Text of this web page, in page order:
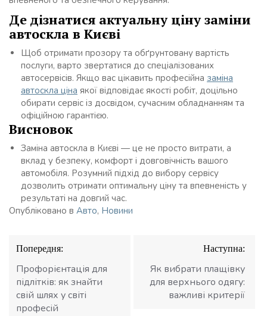
Де дізнатися актуальну ціну заміни
автоскла в Києві
Щоб отримати прозору та обґрунтовану вартість
послуги, варто звертатися до спеціалізованих
автосервісів. Якщо вас цікавить професійна заміна
автоскла ціна якої відповідає якості робіт, доцільно
обирати сервіс із досвідом, сучасним обладнанням та
офіційною гарантією.
Висновок
Заміна автоскла в Києві — це не просто витрати, а
вклад у безпеку, комфорт і довговічність вашого
автомобіля. Розумний підхід до вибору сервісу
дозволить отримати оптимальну ціну та впевненість у
результаті на довгий час.
Опубліковано в Авто, Новини
Навігація
записів
Попередня:
Профорієнтація для
підлітків: як знайти
свій шлях у світі
професій
Наступна:
Як вибрати плащівку
для верхнього одягу:
важливі критерії